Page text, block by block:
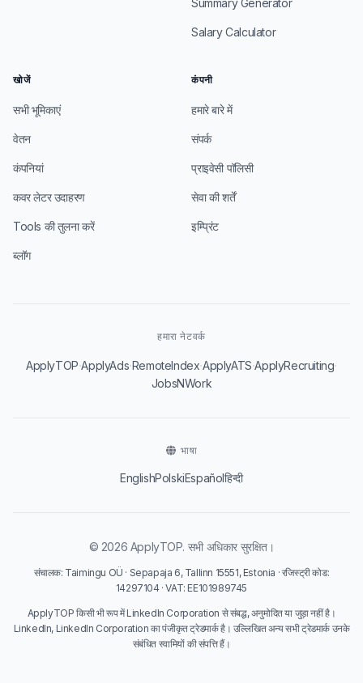
Summary Generator
Salary Calculator
खोजें
सभी भूमिकाएं
वेतन
कंपनियां
कवर लेटर उदाहरण
Tools की तुलना करें
ब्लॉग
कंपनी
हमारे बारे में
संपर्क
प्राइवेसी पॉलिसी
सेवा की शर्तें
इम्प्रिंट
हमारा नेटवर्क
ApplyTOP·ApplyAds·RemoteIndex·ApplyATS·ApplyRecruiting·
JobsNWork
भाषा
EnglishPolskiEspañolहिन्दी
© 2026 ApplyTOP. सभी अधिकार सुरक्षित।
संचालक: Taimingu OÜ · Sepapaja 6, Tallinn 15551, Estonia · रजिस्ट्री कोड:
14297104 · VAT: EE101989745
ApplyTOP किसी भी रूप में LinkedIn Corporation से संबद्ध, अनुमोदित या जुड़ा नहीं है।
LinkedIn, LinkedIn Corporation का पंजीकृत ट्रेडमार्क है। उल्लिखित अन्य सभी ट्रेडमार्क उनके
संबंधित स्वामियों की संपत्ति हैं।